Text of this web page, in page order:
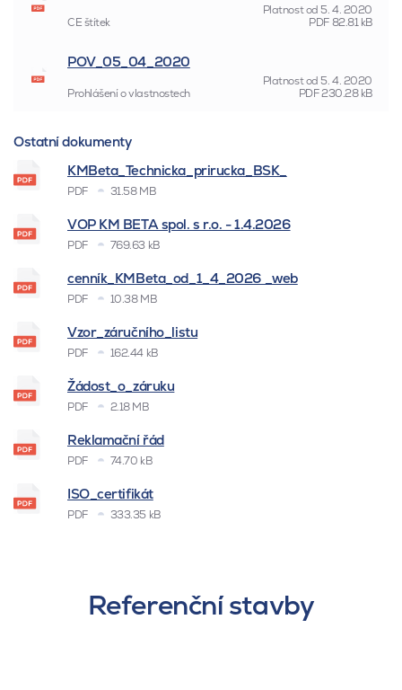
Platnost od 5. 4. 2020
CE štítek
PDF82.81 kB
POV_05_04_2020
Platnost od 5. 4. 2020
Prohlášení o vlastnostech
PDF230.28 kB
Ostatní dokumenty
KMBeta_Technicka_prirucka_BSK_
PDF 31.58 MB
VOP KM BETA spol. s r.o. - 1.4.2026
PDF 769.63 kB
cenník_KMBeta_od_1_4_2026 _web
PDF 10.38 MB
Vzor_záručního_listu
PDF 162.44 kB
Žádost_o_záruku
PDF 2.18 MB
Reklamační řád
PDF 74.70 kB
ISO_certifikát
PDF 333.35 kB
Referenční stavby